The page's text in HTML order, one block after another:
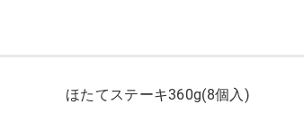
ほたてステーキ360g(8個入)